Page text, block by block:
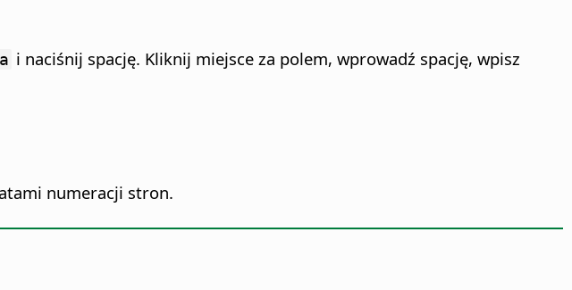
i naciśnij spację. Kliknij miejsce za polem, wprowadź spację, wpisz
numeracji stron.